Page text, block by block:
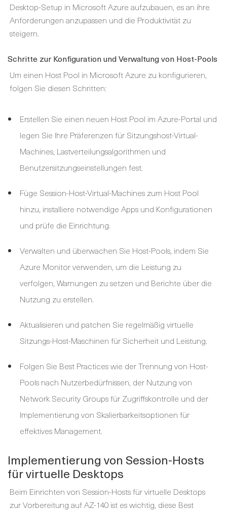
Desktop-Setup in Microsoft Azure aufzubauen, es an ihre
Anforderungen anzupassen und die Produktivität zu
steigern.
Schritte zur Konfiguration und Verwaltung von Host-Pools
Um einen Host Pool in Microsoft Azure zu konfigurieren,
folgen Sie diesen Schritten:
Erstellen Sie einen neuen Host Pool im Azure-Portal und
legen Sie Ihre Präferenzen für Sitzungshost-Virtual-
Machines, Lastverteilungsalgorithmen und
Benutzersitzungseinstellungen fest.
Füge Session-Host-Virtual-Machines zum Host Pool
hinzu, installiere notwendige Apps und Konfigurationen
und prüfe die Einrichtung.
Verwalten und überwachen Sie Host-Pools, indem Sie
Azure Monitor verwenden, um die Leistung zu
verfolgen, Warnungen zu setzen und Berichte über die
Nutzung zu erstellen.
Aktualisieren und patchen Sie regelmäßig virtuelle
Sitzungs-Host-Maschinen für Sicherheit und Leistung.
Folgen Sie Best Practices wie der Trennung von Host-
Pools nach Nutzerbedürfnissen, der Nutzung von
Network Security Groups für Zugriffskontrolle und der
Implementierung von Skalierbarkeitsoptionen für
effektives Management.
Implementierung von Session-Hosts
für virtuelle Desktops
Beim Einrichten von Session-Hosts für virtuelle Desktops
zur Vorbereitung auf AZ-140 ist es wichtig, diese Best